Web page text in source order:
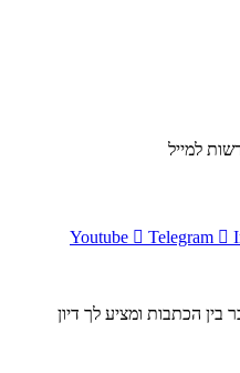
למייל
Youtube Telegram
הכתבות ומציע לך דיון